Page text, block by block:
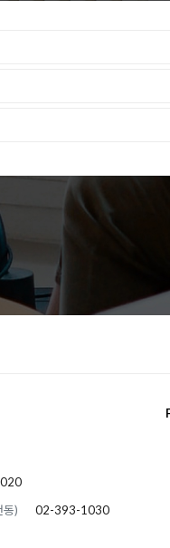
동) 02-393-1030